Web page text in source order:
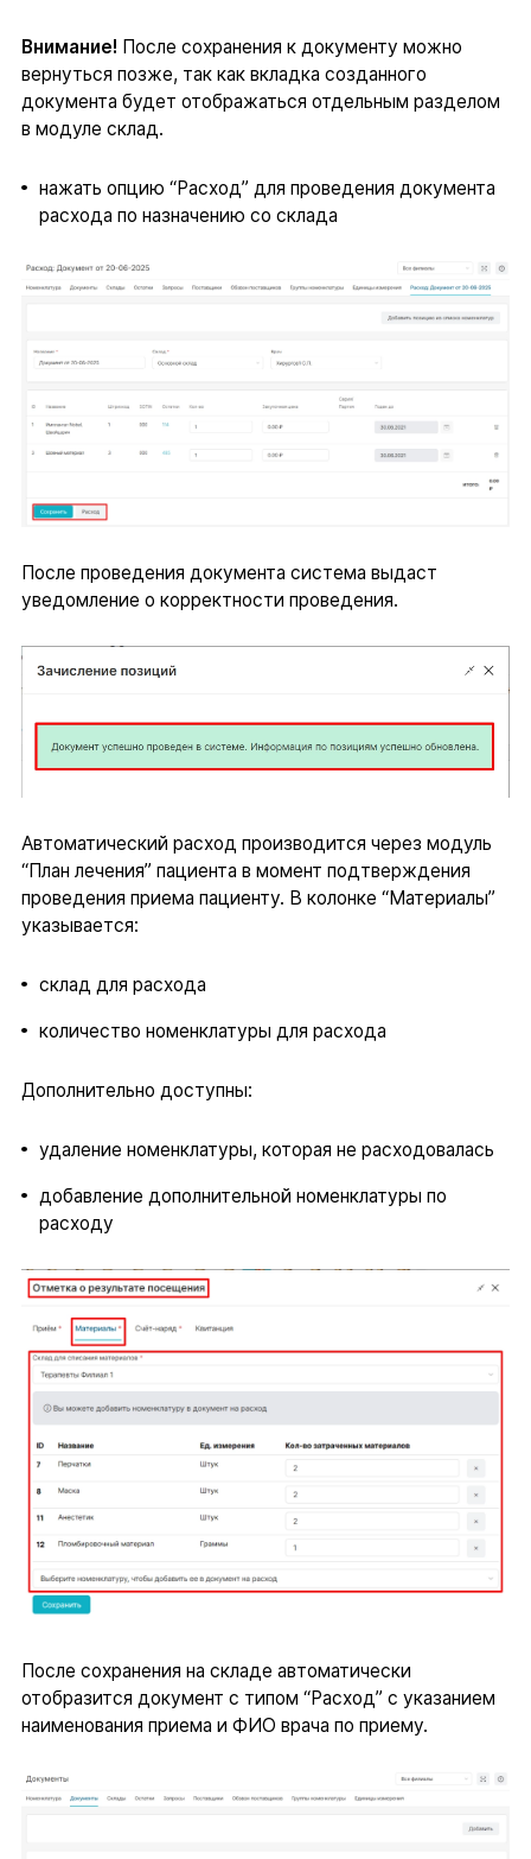
Внимание! После сохранения к документу можно
вернуться позже, так как вкладка созданного
документа будет отображаться отдельным разделом
в модуле склад.
нажать опцию “Расход” для проведения документа
расхода по назначению со склада
После проведения документа система выдаст
уведомление о корректности проведения.
Автоматический расход производится через модуль
“План лечения” пациента в момент подтверждения
проведения приема пациенту. В колонке “Материалы”
указывается:
склад для расхода
количество номенклатуры для расхода
Дополнительно доступны:
удаление номенклатуры, которая не расходовалась
добавление дополнительной номенклатуры по
расходу
После сохранения на складе автоматически
отобразится документ с типом “Расход” с указанием
наименования приема и ФИО врача по приему.